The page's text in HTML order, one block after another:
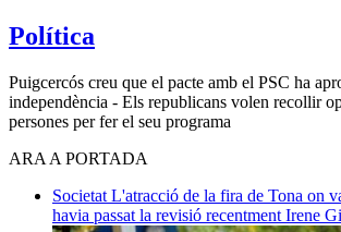
Política
Puigcercós creu que el pacte amb el PSC ha
independència - Els republicans volen recollir
persones per fer el seu programa
ARA A PORTADA
Societat L'atracció de la fira de Tona on
havia passat la revisió recentment Irene